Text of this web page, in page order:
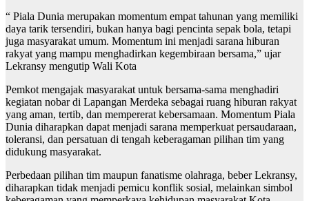
“ Piala Dunia merupakan momentum empat tahunan yang memiliki
daya tarik tersendiri, bukan hanya bagi pencinta sepak bola, tetapi
juga masyarakat umum. Momentum ini menjadi sarana hiburan
rakyat yang mampu menghadirkan kegembiraan bersama,” ujar
Lekransy mengutip Wali Kota
Pemkot mengajak masyarakat untuk bersama-sama menghadiri
kegiatan nobar di Lapangan Merdeka sebagai ruang hiburan rakyat
yang aman, tertib, dan mempererat kebersamaan. Momentum Piala
Dunia diharapkan dapat menjadi sarana memperkuat persaudaraan,
toleransi, dan persatuan di tengah keberagaman pilihan tim yang
didukung masyarakat.
Perbedaan pilihan tim maupun fanatisme olahraga, beber Lekransy,
diharapkan tidak menjadi pemicu konflik sosial, melainkan simbol